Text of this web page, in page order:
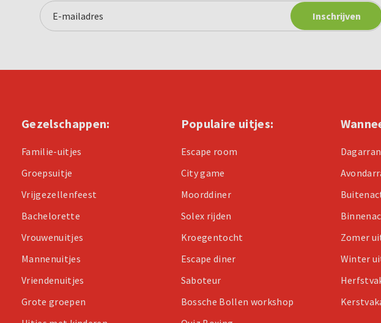
Gezelschappen:
Familie-uitjes
Groepsuitje
Vrijgezellenfeest
Bachelorette
Vrouwenuitjes
Mannenuitjes
Vriendenuitjes
Grote groepen
Populaire uitjes:
Escape room
City game
Moorddiner
Solex rijden
Kroegentocht
Escape diner
Saboteur
Bossche Bollen workshop
Zomer
Winter